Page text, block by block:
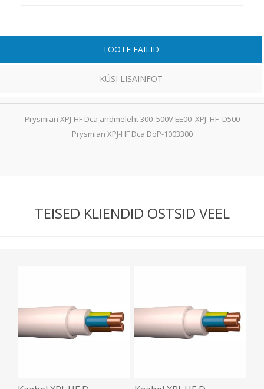
TOOTE FAILID
KÜSI LISAINFOT
Prysmian XPJ-HF Dca andmeleht 300_500V EE00_XPJ_HF_D500
Prysmian XPJ-HF Dca DoP-1003300
TEISED KLIENDID OSTSID VEEL